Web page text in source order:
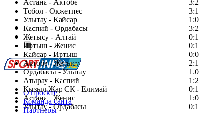
Астана - Актобе
3:2
Тобол - Окжетпес
3:1
Улытау - Кайсар
1:0
Каспий - Ордабасы
3:2
Жетысу - Алтай
0:1
Иртыш - Женис
0:1
Кайсар - Иртыш
0:0
Актобе - Жетысу
2:1
Ордабасы - Улытау
1:0
Атырау - Каспий
1:2
Кызыл-Жар СК - Елимай
0:1
Астана - Женис
1:0
Улытау - Ордабасы
0:1
Есть идея?
Сообщить о мероприятии
Перейти на старый сайт
О проекте
Команда сайта
Партнеры